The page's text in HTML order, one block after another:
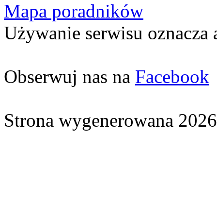
Mapa poradników
Używanie serwisu oznacza
Obserwuj nas na Facebook
Strona wygenerowana